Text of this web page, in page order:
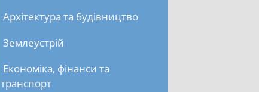
Архітектура та будівництво
Землеустрій
Економіка, фінанси та
транспорт